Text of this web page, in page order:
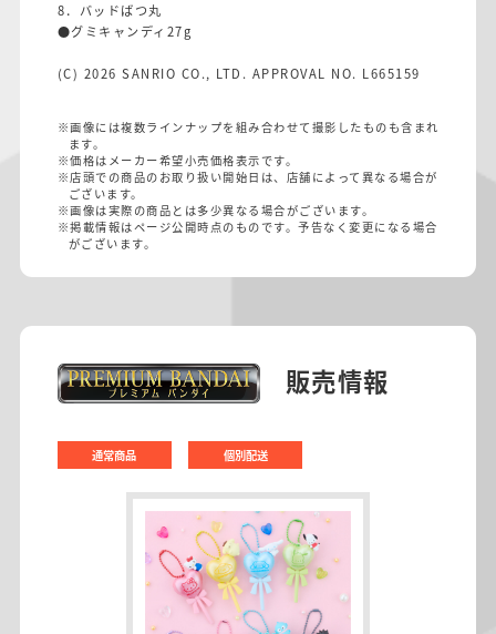
8．バッドばつ丸
●グミキャンディ27g
(C) 2026 SANRIO CO., LTD. APPROVAL NO. L665159
※画像には複数ラインナップを組み合わせて撮影したものも含まれ
ます。
※価格はメーカー希望小売価格表示です。
※店頭での商品のお取り扱い開始日は、店舗によって異なる場合が
ございます。
※画像は実際の商品とは多少異なる場合がございます。
※掲載情報はページ公開時点のものです。予告なく変更になる場合
がございます。
販売情報
通常商品 個別配送